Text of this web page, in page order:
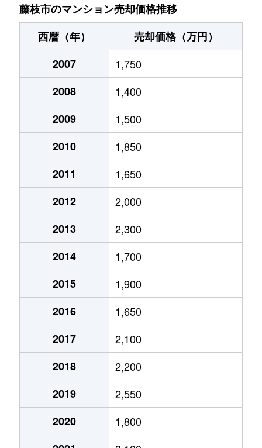
藤枝市のマンション売却価格推移
西暦（年）
売却価格（万円）
2007
1,750
2008
1,400
2009
1,500
2010
1,850
2011
1,650
2012
2,000
2013
2,300
2014
1,700
2015
1,900
2016
1,650
2017
2,100
2018
2,200
2019
2,550
2020
1,800